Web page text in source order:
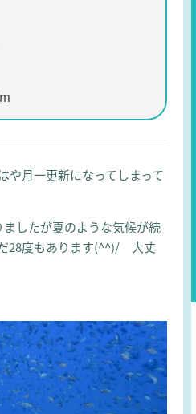
月一更新になってしまって
したが夏のような気候が続
28度もあります(^^)/ 大丈